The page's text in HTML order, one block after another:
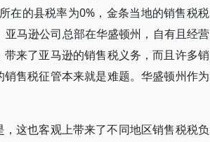
在的县税率为0%，金条当地的销售税税
马逊公司总部在华盛顿州，自有且经营
来了亚马逊的销售税义务，而且许多销
售税征管本来就是难题。华盛顿州作为
这也客观上带来了不同地区销售税税负